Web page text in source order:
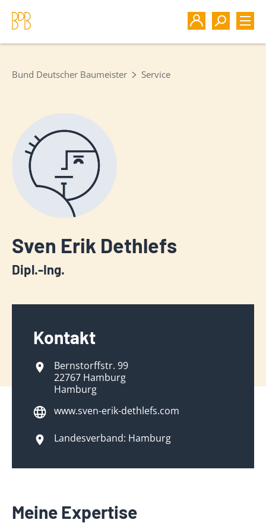
Bund Deutscher Baumeister Service
Sven Erik Dethlefs
Dipl.-Ing.
Kontakt
Bernstorffstr. 99
22767 Hamburg
Hamburg
www.sven-erik-dethlefs.com
Landesverband: Hamburg
Meine Expertise